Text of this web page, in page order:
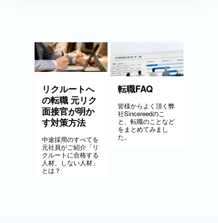
リクルートへ
の転職 元リク
面接官が明か
す対策方法
中途採用のすべてを
元社員がご紹介「リ
クルートに合格する
人材、しない人材」
とは？
転職FAQ
皆様からよく頂く弊
社Sincereedのこ
と、転職のことなど
をまとめてみまし
た。